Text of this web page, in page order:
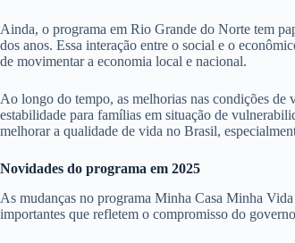
Ainda, o programa em Rio Grande do Norte tem
dos anos. Essa interação entre o social e o
de movimentar a economia local e nacional.
Ao longo do tempo, as melhorias nas condições
estabilidade para famílias em situação de
melhorar a qualidade de vida no Brasil,
Novidades do programa em 2025
As mudanças no programa Minha Casa Minha
importantes que refletem o compromisso do